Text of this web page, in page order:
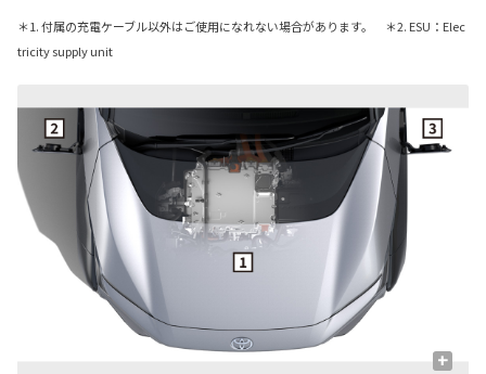
＊1. 付属の充電ケーブル以外はご使用になれない場合があります。 ＊2. ESU：Elec
tricity supply unit
+